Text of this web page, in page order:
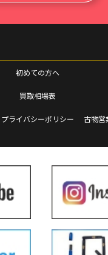
初めての方へ
買取相場表
プライバシーポリシー 古物営